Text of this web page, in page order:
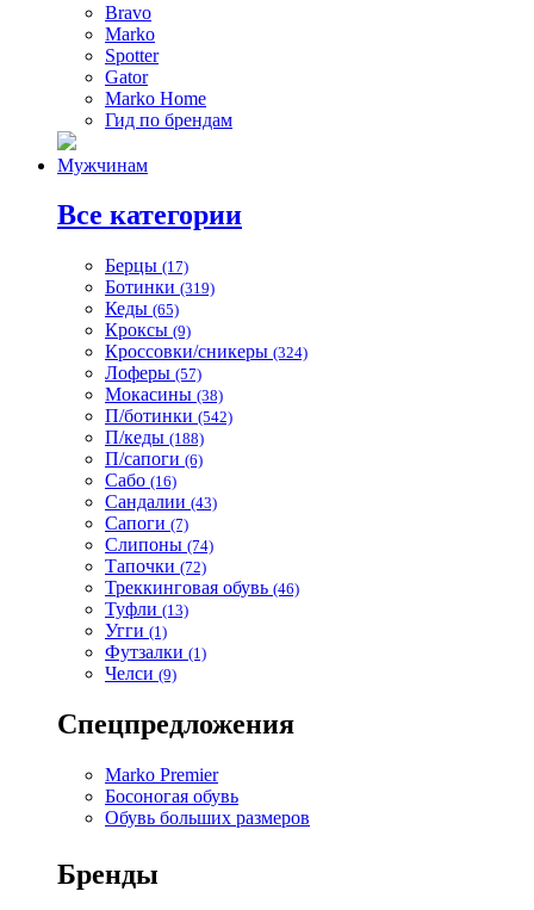
Bravo
Marko
Spotter
Gator
Marko Home
Гид по брендам
Мужчинам
Все категории
Берцы (17)
Ботинки (319)
Кеды (65)
Кроксы (9)
Кроссовки/сникеры (324)
Лоферы (57)
Мокасины (38)
П/ботинки (542)
П/кеды (188)
П/сапоги (6)
Сабо (16)
Сандалии (43)
Сапоги (7)
Слипоны (74)
Тапочки (72)
Треккинговая обувь (46)
Туфли (13)
Угги (1)
Футзалки (1)
Челси (9)
Спецпредложения
Marko Premier
Босоногая обувь
Обувь больших размеров
Бренды